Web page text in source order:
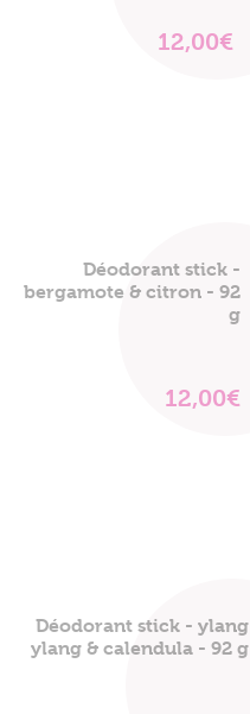
12,00€
Déodorant stick -
bergamote & citron - 92
g
12,00€
Déodorant stick - ylang
ylang & calendula - 92 g